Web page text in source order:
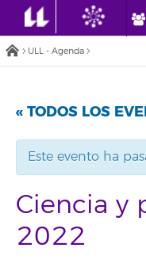
ULL - Agenda
« TODOS LOS
Este evento ha
Ciencia y
2022